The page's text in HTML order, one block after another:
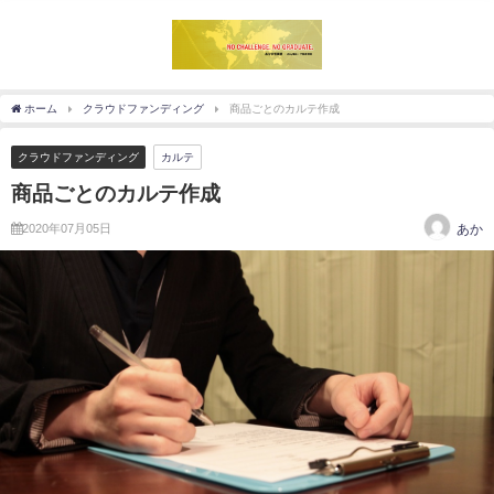
ホーム クラウドファンディング 商品ごとのカルテ作成
クラウドファンディング カルテ
商品ごとのカルテ作成
2020年07月05日 あか